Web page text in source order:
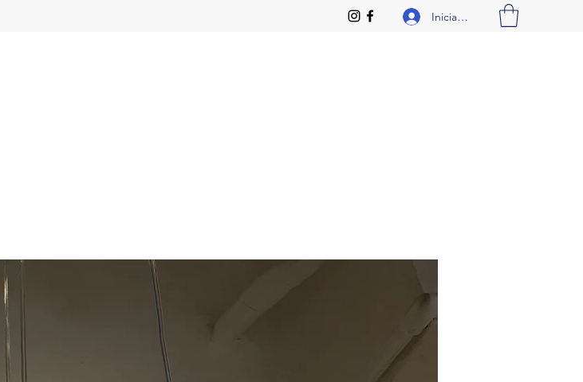
Iniciar sesión